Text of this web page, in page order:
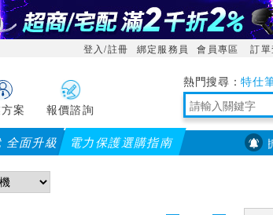
登入/註冊 綁定服務員 會員專區 訂單
案 報價諮詢
特仕
境量測 明緯
面升級 電力保護選購指南
儀錶指定款單筆滿8000折200 (最高可折